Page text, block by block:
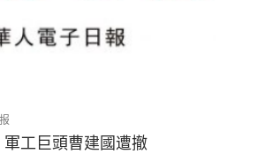
工巨頭曹建國遭撤